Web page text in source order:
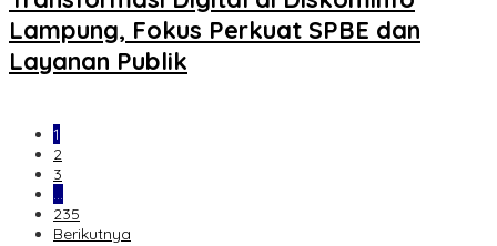
Lampung, Fokus Perkuat SPBE dan
Layanan Publik
1
2
3
…
235
Berikutnya